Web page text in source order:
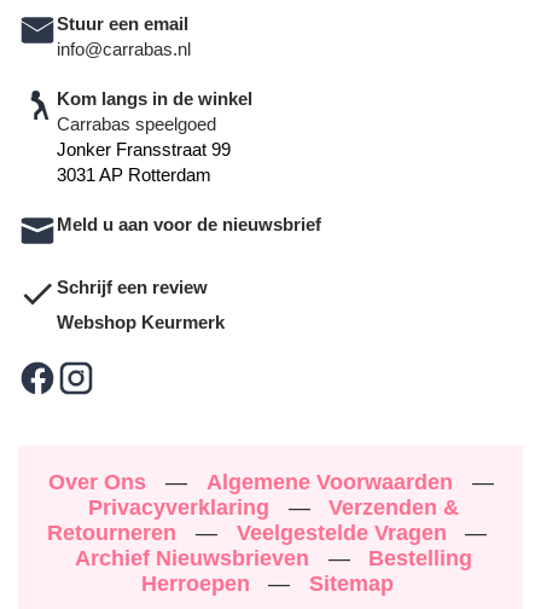
Stuur een email
info@carrabas.nl
Kom langs in de winkel
Carrabas speelgoed
Jonker Fransstraat 99
3031 AP Rotterdam
Meld u aan voor de nieuwsbrief
Schrijf een review
Webshop Keurmerk
Over Ons — Algemene Voorwaarden
—
Privacyverklaring
—
Verzenden &
Retourneren
— Veelgestelde Vragen
—
Archief Nieuwsbrieven
—
Bestelling
Herroepen
— Sitemap